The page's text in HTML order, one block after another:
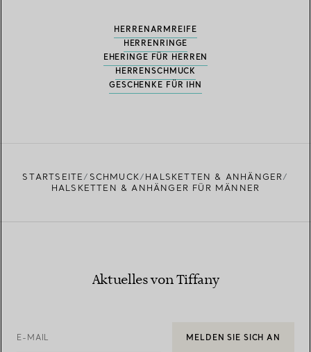
HERRENARMREIFE
HERRENRINGE
EHERINGE FÜR HERREN
HERRENSCHMUCK
GESCHENKE FÜR IHN
STARTSEITE SCHMUCK
HALSKETTEN & ANHÄNGER
HALSKETTEN & ANHÄNGER FÜR MÄNNER
Aktuelles von Tiffany
E-MAIL MELDEN SIE SICH AN